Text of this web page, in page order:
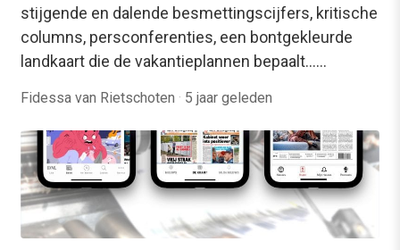
stijgende en dalende besmettingscijfers, kritische
columns, persconferenties, een bontgekleurde
landkaart die de vakantieplannen bepaalt...…
Fidessa van Rietschoten · 5 jaar geleden